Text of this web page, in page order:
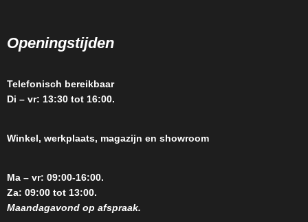
Openingstijden
Telefonisch bereikbaar
Di – vr: 13:30 tot 16:00.
Winkel, werkplaats, magazijn en showroom
Ma – vr: 09:00-16:00.
Za: 09:00 tot 13:00.
Maandagavond op afspraak.